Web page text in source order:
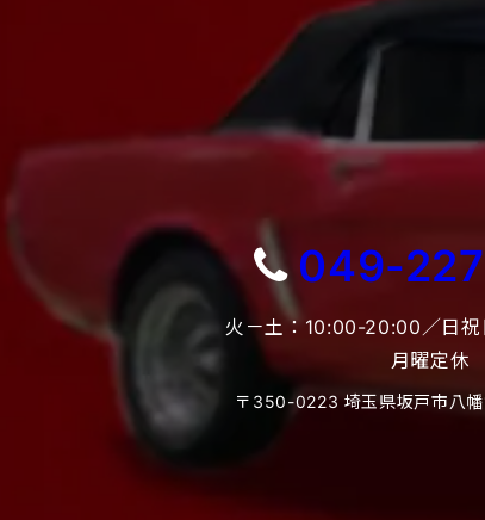
049-
火－土：10:00-20:00／日
月曜定休
〒350-0223 埼玉県坂戸市八